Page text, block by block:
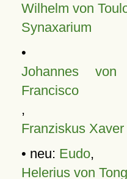
Wilhelm von
Synaxarium
•
Johannes
Francisco
,
Franziskus
• neu: Eudo,
Helerius von